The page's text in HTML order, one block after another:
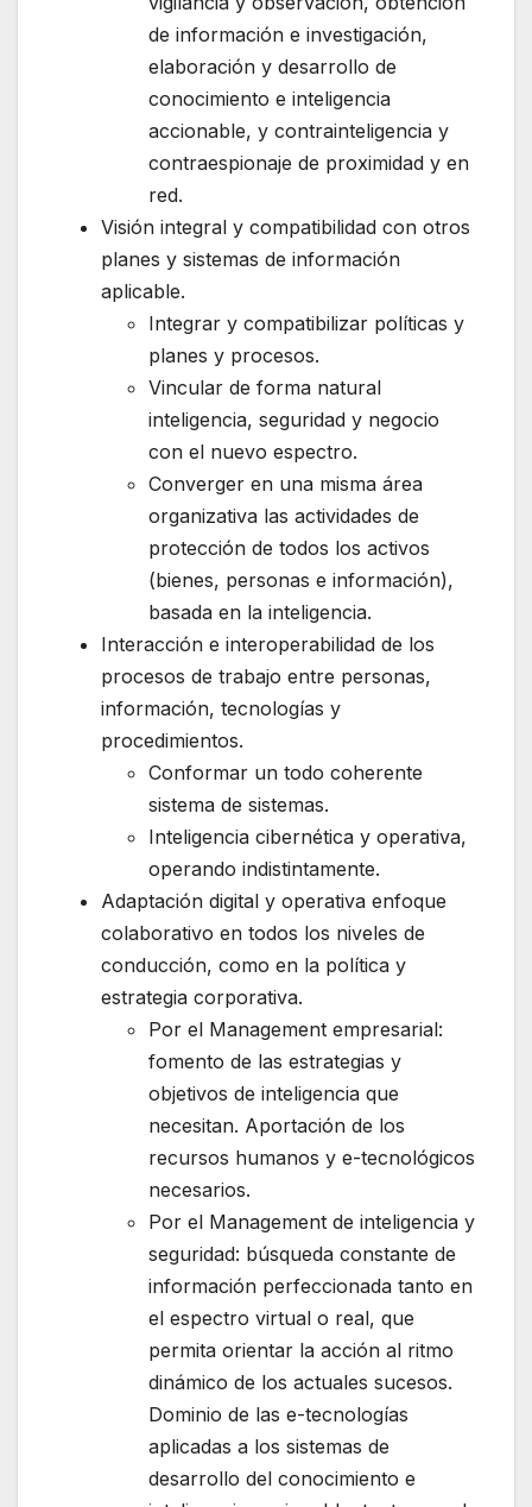
de información e investigación,
elaboración y desarrollo de
conocimiento e inteligencia
accionable, y contrainteligencia y
contraespionaje de proximidad y en
red.
Visión integral y compatibilidad con otros
planes y sistemas de información
aplicable.
Integrar y compatibilizar políticas y
planes y procesos.
Vincular de forma natural
inteligencia, seguridad y negocio
con el nuevo espectro.
Converger en una misma área
organizativa las actividades de
protección de todos los activos
(bienes, personas e información),
basada en la inteligencia.
Interacción e interoperabilidad de los
procesos de trabajo entre personas,
información, tecnologías y
procedimientos.
Conformar un todo coherente
sistema de sistemas.
Inteligencia cibernética y operativa,
operando indistintamente.
Adaptación digital y operativa enfoque
colaborativo en todos los niveles de
conducción, como en la política y
estrategia corporativa.
Por el Management empresarial:
fomento de las estrategias y
objetivos de inteligencia que
necesitan. Aportación de los
recursos humanos y e-tecnológicos
necesarios.
Por el Management de inteligencia y
seguridad: búsqueda constante de
información perfeccionada tanto en
el espectro virtual o real, que
permita orientar la acción al ritmo
dinámico de los actuales sucesos.
Dominio de las e-tecnologías
aplicadas a los sistemas de
desarrollo del conocimiento e